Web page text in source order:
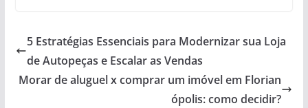
5 Estratégias Essenciais para Modernizar sua Loja
de Autopeças e Escalar as Vendas
Morar de aluguel x comprar um imóvel em Florian
ópolis: como decidir?